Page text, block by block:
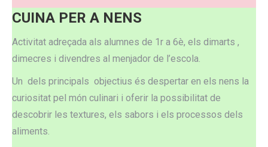
CUINA PER A NENS
Activitat adreçada als alumnes de 1r a 6è, els dimarts ,
dimecres i divendres al menjador de l’escola.
Un dels principals objectius és despertar en els nens la
curiositat pel món culinari i oferir la possibilitat de
descobrir les textures, els sabors i els processos dels
aliments.